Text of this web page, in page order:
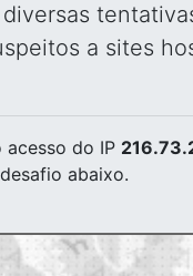
a sites
acesso do IP
abaixo.